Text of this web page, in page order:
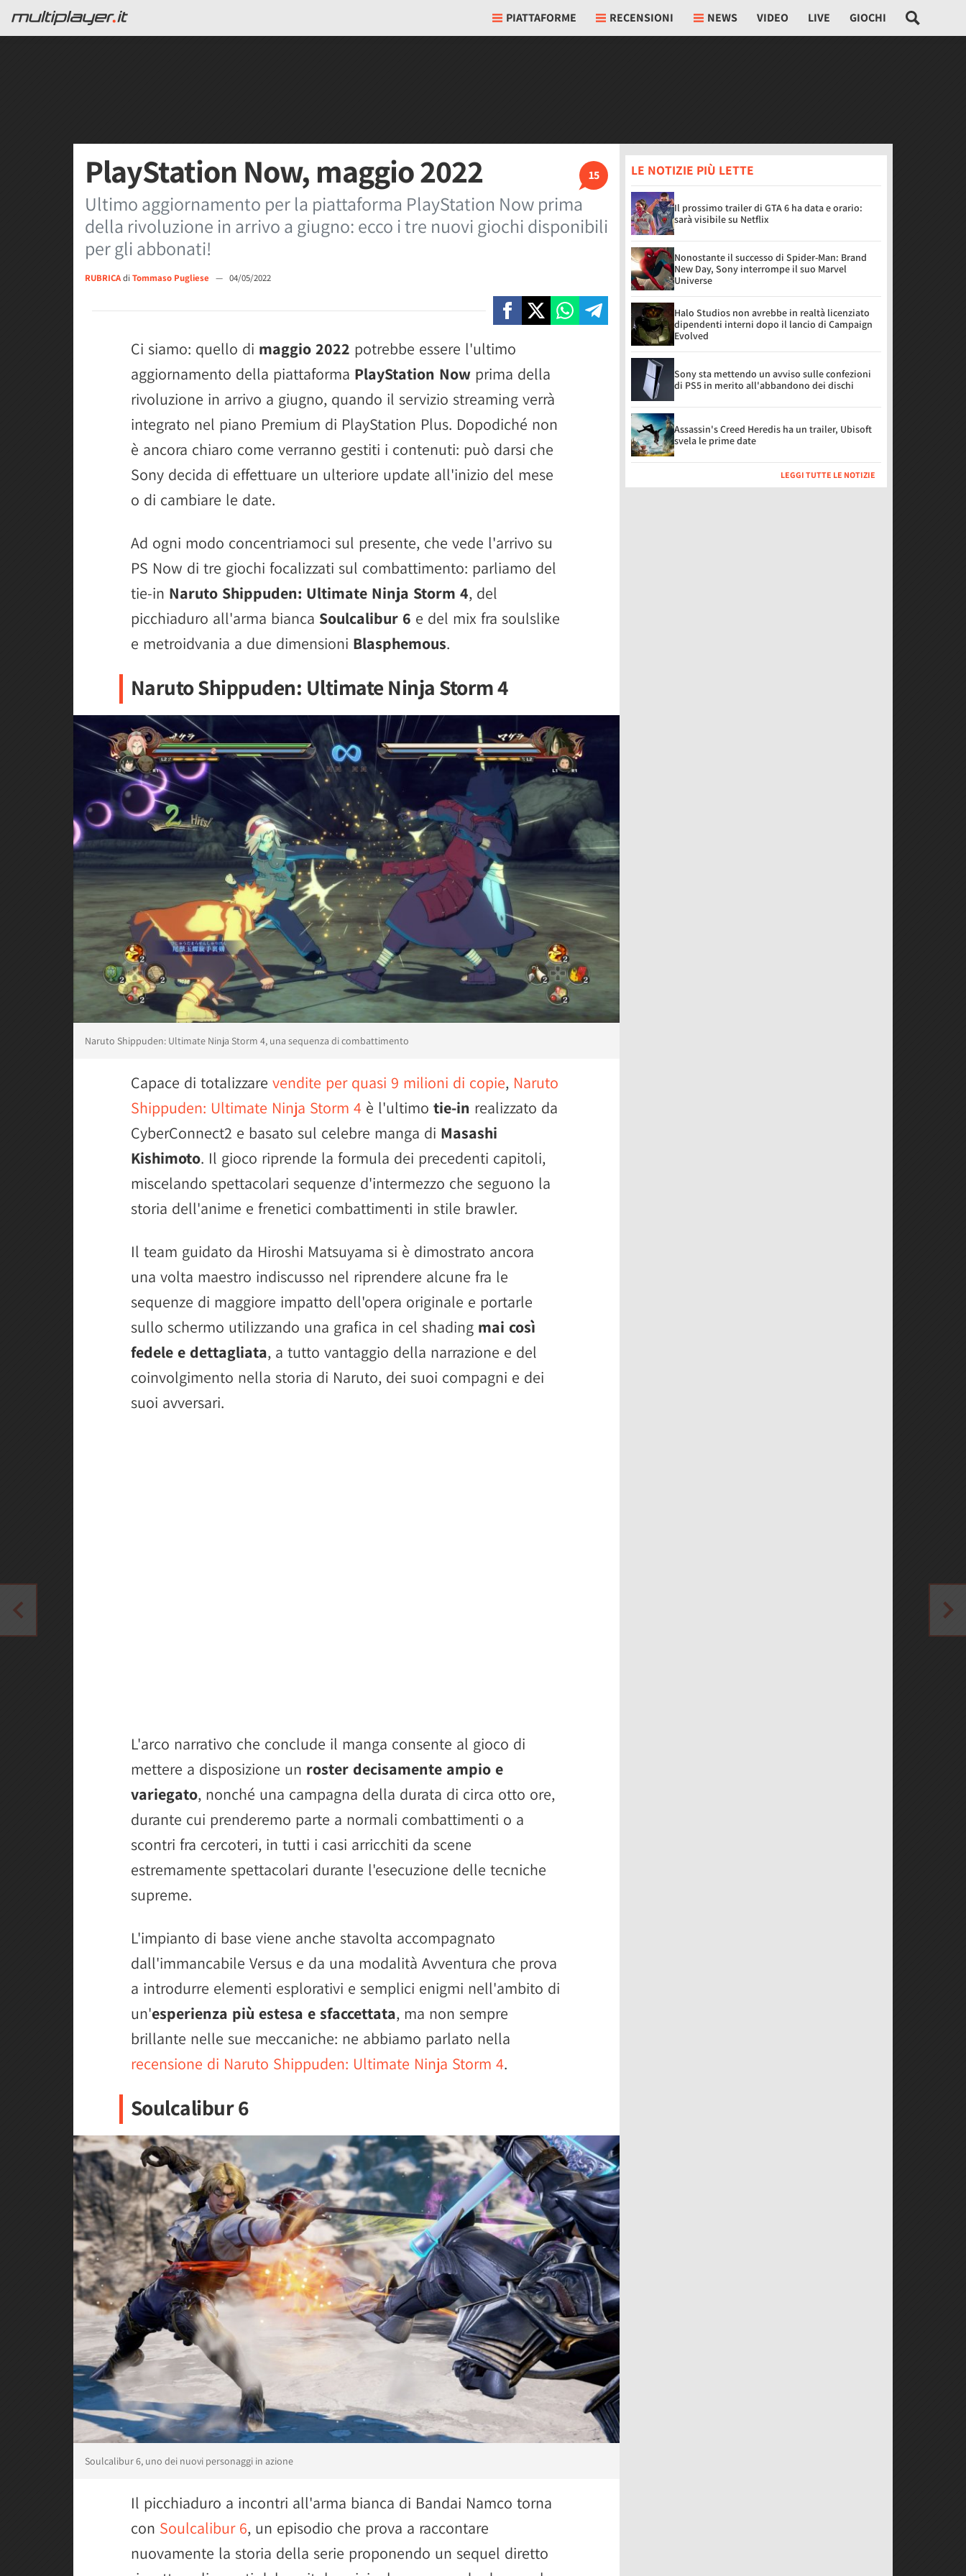
PIATTAFORME RECENSIONI NEWS VIDEO LIVE GIOCHI
15
PlayStation Now, maggio 2022
Ultimo aggiornamento per la piattaforma PlayStation Now prima
della rivoluzione in arrivo a giugno: ecco i tre nuovi giochi disponibili
per gli abbonati!
RUBRICAdi Tommaso Pugliese — 04/05/2022
Ci siamo: quello di maggio 2022 potrebbe essere l'ultimo
aggiornamento della piattaforma PlayStation Now prima della
rivoluzione in arrivo a giugno, quando il servizio streaming verrà
integrato nel piano Premium di PlayStation Plus. Dopodiché non
è ancora chiaro come verranno gestiti i contenuti: può darsi che
Sony decida di effettuare un ulteriore update all'inizio del mese
o di cambiare le date.
Ad ogni modo concentriamoci sul presente, che vede l'arrivo su
PS Now di tre giochi focalizzati sul combattimento: parliamo del
tie-in Naruto Shippuden: Ultimate Ninja Storm 4, del
picchiaduro all'arma bianca Soulcalibur 6 e del mix fra soulslike
e metroidvania a due dimensioni Blasphemous.
Naruto Shippuden: Ultimate Ninja Storm 4
Naruto Shippuden: Ultimate Ninja Storm 4, una sequenza di combattimento
Capace di totalizzare vendite per quasi 9 milioni di copie, Naruto
Shippuden: Ultimate Ninja Storm 4 è l'ultimo tie-in realizzato da
CyberConnect2 e basato sul celebre manga di Masashi
Kishimoto. Il gioco riprende la formula dei precedenti capitoli,
miscelando spettacolari sequenze d'intermezzo che seguono la
storia dell'anime e frenetici combattimenti in stile brawler.
Il team guidato da Hiroshi Matsuyama si è dimostrato ancora
una volta maestro indiscusso nel riprendere alcune fra le
sequenze di maggiore impatto dell'opera originale e portarle
sullo schermo utilizzando una grafica in cel shading mai così
fedele e dettagliata, a tutto vantaggio della narrazione e del
coinvolgimento nella storia di Naruto, dei suoi compagni e dei
suoi avversari.
L'arco narrativo che conclude il manga consente al gioco di
mettere a disposizione un roster decisamente ampio e
variegato, nonché una campagna della durata di circa otto ore,
durante cui prenderemo parte a normali combattimenti o a
scontri fra cercoteri, in tutti i casi arricchiti da scene
estremamente spettacolari durante l'esecuzione delle tecniche
supreme.
L'impianto di base viene anche stavolta accompagnato
dall'immancabile Versus e da una modalità Avventura che prova
a introdurre elementi esplorativi e semplici enigmi nell'ambito di
un'esperienza più estesa e sfaccettata, ma non sempre
brillante nelle sue meccaniche: ne abbiamo parlato nella
recensione di Naruto Shippuden: Ultimate Ninja Storm 4.
Soulcalibur 6
Soulcalibur 6, uno dei nuovi personaggi in azione
Il picchiaduro a incontri all'arma bianca di Bandai Namco torna
con Soulcalibur 6, un episodio che prova a raccontare
nuovamente la storia della serie proponendo un sequel diretto
LE NOTIZIE PIÙ LETTE
Il prossimo trailer di GTA 6 ha data e orario:
sarà visibile su Netflix
Nonostante il successo di Spider-Man: Brand
New Day, Sony interrompe il suo Marvel
Universe
Halo Studios non avrebbe in realtà licenziato
dipendenti interni dopo il lancio di Campaign
Evolved
Sony sta mettendo un avviso sulle confezioni
di PS5 in merito all'abbandono dei dischi
Assassin's Creed Heredis ha un trailer, Ubisoft
svela le prime date
LEGGI TUTTE LE NOTIZIE